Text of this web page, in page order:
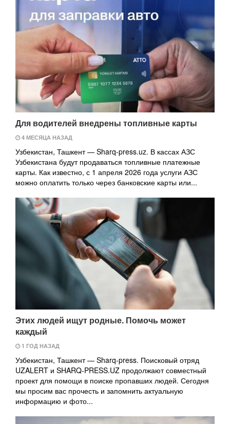
Для водителей внедрены топливные карты
4 МЕСЯЦА НАЗАД
Узбекистан, Ташкент — Sharq-press.uz. В кассах АЗС
Узбекистана будут продаваться топливные платежные
карты. Как известно, с 1 апреля 2026 года услуги АЗС
можно оплатить только через банковские карты или...
Этих людей ищут родные. Помочь может
каждый
1 ГОД НАЗАД
Узбекистан, Ташкент — Sharq-press. Поисковый отряд
UZALERT и SHARQ-PRESS.UZ продолжают совместный
проект для помощи в поиске пропавших людей. Сегодня
мы просим вас прочесть и запомнить актуальную
информацию и фото...